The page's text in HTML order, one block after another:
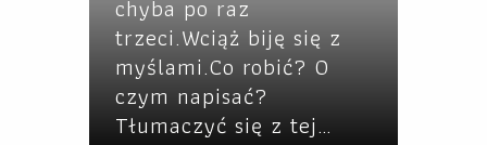
chyba po raz
trzeci.Wciąż biję się z
myślami.Co robić? O
czym napisać?
Tłumaczyć się z tej…